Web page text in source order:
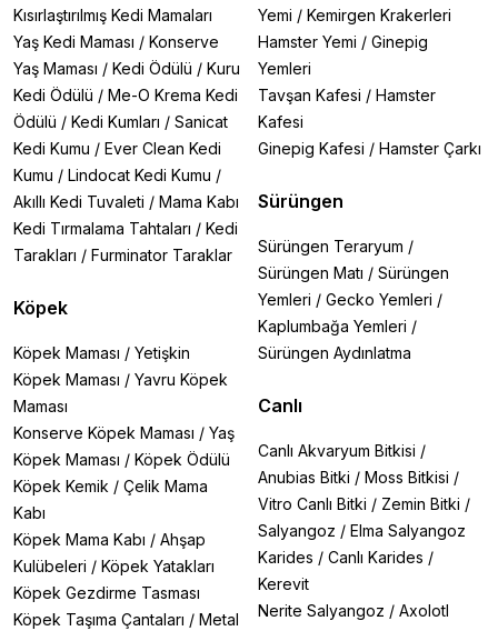
Kısırlaştırılmış Kedi Mamaları
Yaş Kedi Maması / Konserve
Yaş Maması / Kedi Ödülü / Kuru
Kedi Ödülü / Me-O Krema Kedi
Ödülü / Kedi Kumları / Sanicat
Kedi Kumu / Ever Clean Kedi
Kumu / Lindocat Kedi Kumu /
Akıllı Kedi Tuvaleti / Mama Kabı
Kedi Tırmalama Tahtaları / Kedi
Tarakları / Furminator Taraklar
Köpek
Köpek Maması / Yetişkin
Köpek Maması / Yavru Köpek
Maması
Konserve Köpek Maması / Yaş
Köpek Maması / Köpek Ödülü
Köpek Kemik / Çelik Mama
Kabı
Köpek Mama Kabı / Ahşap
Kulübeleri / Köpek Yatakları
Köpek Gezdirme Tasması
Köpek Taşıma Çantaları / Metal
Yemi / Kemirgen Krakerleri
Hamster Yemi / Ginepig
Yemleri
Tavşan Kafesi / Hamster
Kafesi
Ginepig Kafesi / Hamster Çarkı
Sürüngen
Sürüngen Teraryum /
Sürüngen Matı / Sürüngen
Yemleri / Gecko Yemleri /
Kaplumbağa Yemleri /
Sürüngen Aydınlatma
Canlı
Canlı Akvaryum Bitkisi /
Anubias Bitki / Moss Bitkisi /
Vitro Canlı Bitki / Zemin Bitki /
Salyangoz / Elma Salyangoz
Karides / Canlı Karides /
Kerevit
Nerite Salyangoz / Axolotl